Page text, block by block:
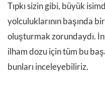
Tıpkı sizin gibi, büyük
yolculuklarının başında
oluşturmak zorundaydı.
ilham dozu için tüm bu
bunları inceleyebiliriz.